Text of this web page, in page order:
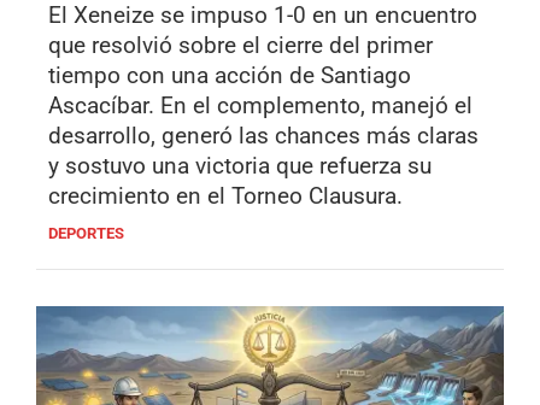
El Xeneize se impuso 1-0 en un encuentro
que resolvió sobre el cierre del primer
tiempo con una acción de Santiago
Ascacíbar. En el complemento, manejó el
desarrollo, generó las chances más claras
y sostuvo una victoria que refuerza su
crecimiento en el Torneo Clausura.
DEPORTES